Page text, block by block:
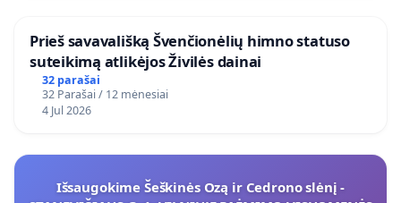
​Prieš savavališką Švenčionėlių himno statuso
suteikimą atlikėjos Živilės dainai
32 parašai
32 Parašai / 12 mėnesiai
4 Jul 2026
Išsaugokime Šeškinės Ozą ir Cedrono slėnį -